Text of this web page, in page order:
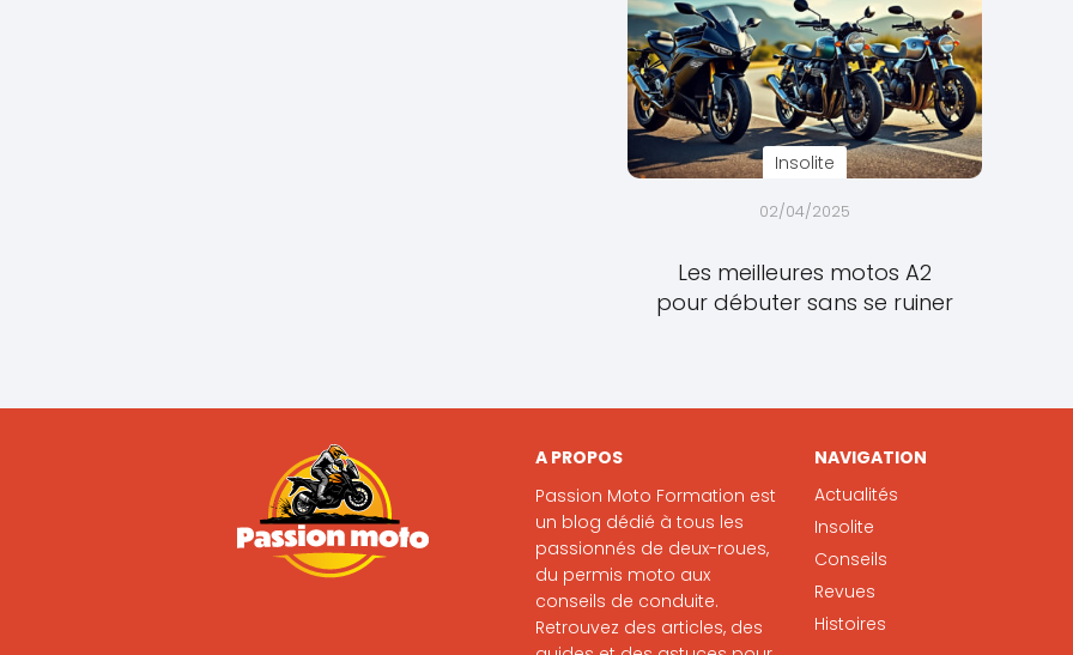
Insolite
02/04/2025
Les meilleures motos A2
pour débuter sans se ruiner
A PROPOS
Passion Moto Formation est
un blog dédié à tous les
passionnés de deux-roues,
du permis moto aux
conseils de conduite.
Retrouvez des articles, des
NAVIGATION
Actualités
Insolite
Conseils
Revues
Histoires